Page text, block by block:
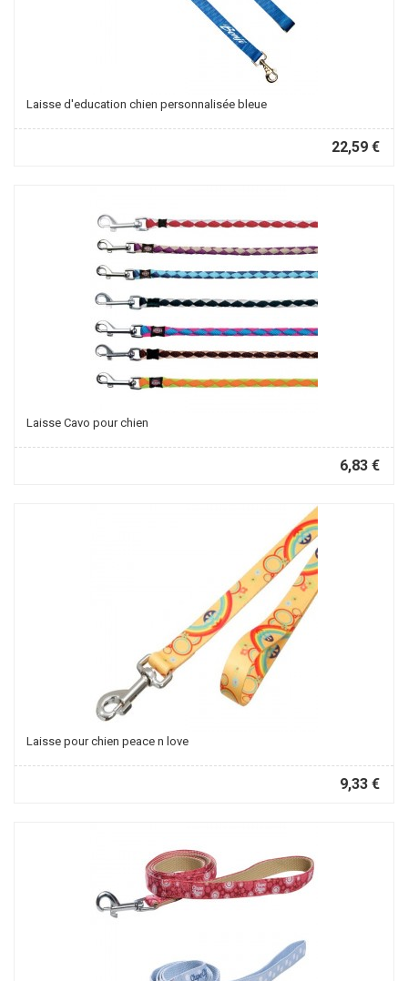
Laisse d'education chien personnalisée bleue
22,59 €
Laisse Cavo pour chien
6,83 €
Laisse pour chien peace n love
9,33 €